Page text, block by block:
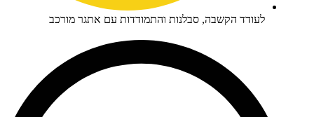
הקשבה, סבלנות והתמודדות עם אתגר מורכב